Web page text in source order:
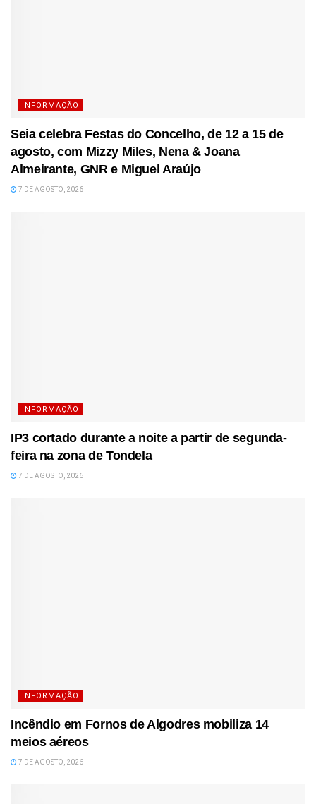
INFORMAÇÃO
Seia celebra Festas do Concelho, de 12 a 15 de
agosto, com Mizzy Miles, Nena & Joana
Almeirante, GNR e Miguel Araújo
7 DE AGOSTO, 2026
INFORMAÇÃO
IP3 cortado durante a noite a partir de segunda-
feira na zona de Tondela
7 DE AGOSTO, 2026
INFORMAÇÃO
Incêndio em Fornos de Algodres mobiliza 14
meios aéreos
7 DE AGOSTO, 2026